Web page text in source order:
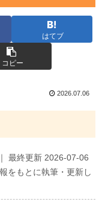
はてブ
コピー
2026.07.06
最終更新 2026-07-06
をもとに執筆・更新し